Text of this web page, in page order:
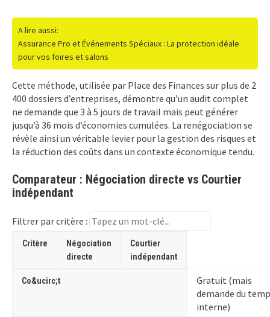
A lire aussi:
Assurance Pro et Événements Spéciaux : La protection idéale
pour vos foires et salons
Cette méthode, utilisée par Place des Finances sur plus de 2
400 dossiers d’entreprises, démontre qu’un audit complet
ne demande que 3 à 5 jours de travail mais peut générer
jusqu’à 36 mois d’économies cumulées. La renégociation se
révèle ainsi un véritable levier pour la gestion des risques et
la réduction des coûts dans un contexte économique tendu.
Comparateur : Négociation directe vs Courtier
indépendant
Filtrer par critère :
zone
recherche
Tableau
comparatif
Critère
Négociation
directe
Courtier
indépendant
Co&ucirc;t
Gratuit (mais
demande du
interne)